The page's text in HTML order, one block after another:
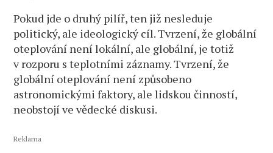
Pokud jde o druhý pilíř, ten již nesleduje
politický, ale ideologický cíl. Tvrzení, že globální
oteplování není lokální, ale globální, je totiž
v rozporu s teplotními záznamy. Tvrzení, že
globální oteplování není způsobeno
astronomickými faktory, ale lidskou činností,
neobstojí ve vědecké diskusi.
Reklama